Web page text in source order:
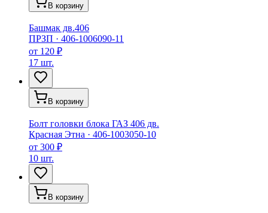
В корзину
Башмак дв.406
ПРЗП · 406-1006090-11
от 120 ₽
17 шт.
В корзину
Болт головки блока ГАЗ 406 дв.
Красная Этна · 406-1003050-10
от 300 ₽
10 шт.
В корзину